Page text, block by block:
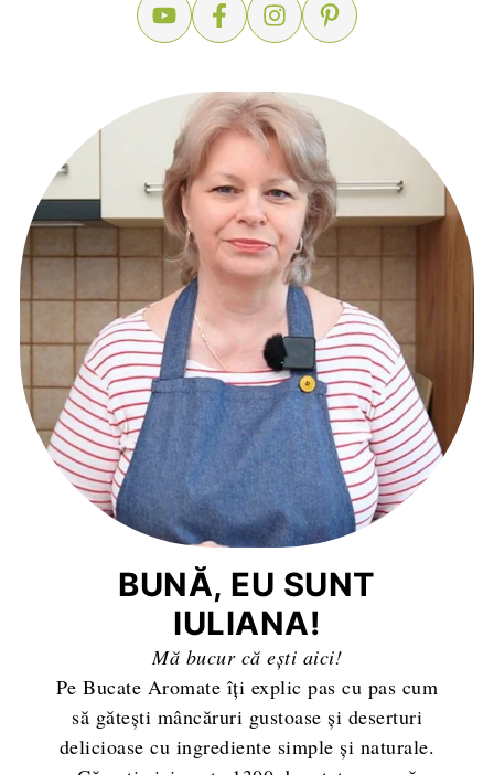
BUNĂ, EU SUNT
IULIANA!
Mă bucur că ești aici!
Pe Bucate Aromate îți explic pas cu pas cum
să gătești mâncăruri gustoase și deserturi
delicioase cu ingrediente simple și naturale.